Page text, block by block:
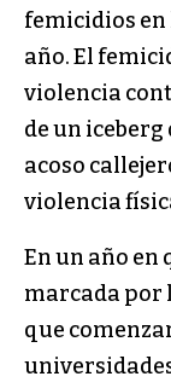
femicidios en
año. El
violencia
de un
acoso
violencia
En un año en
marcada por
que